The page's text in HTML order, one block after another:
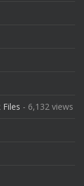
- 6,132 views